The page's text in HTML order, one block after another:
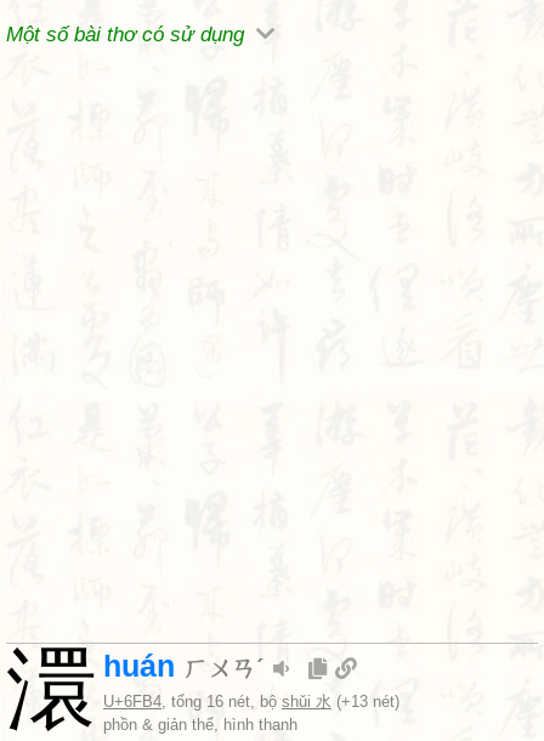
Một số bài thơ có sử dụng
澴 huán ㄏㄨㄢˊ
U+6FB4, tổng 16 nét, bộ shǔi 水 (+13 nét)
phồn & giản thể, hình thanh